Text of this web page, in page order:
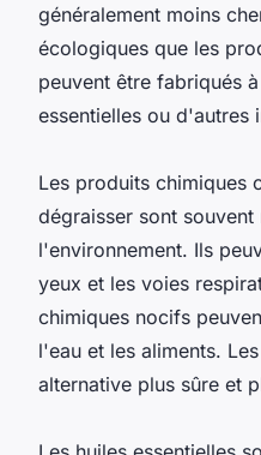
généralement moins
écologiques que les
peuvent être fabriqués
essentielles ou d'autres
Les produits chimiques
dégraisser sont
l'environnement. Ils
yeux et les voies
chimiques nocifs
l'eau et les aliments.
alternative plus sûre et